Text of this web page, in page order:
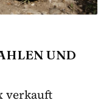
UND
verkauft